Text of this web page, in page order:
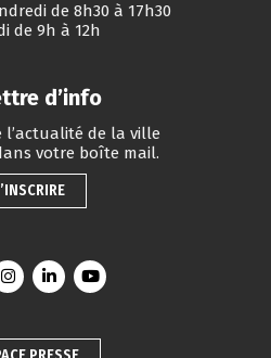
de 8h30 à 17h30
de 9h à 12h
d’info
l’actualité de la ville
votre boîte mail.
le compte Facebook
Lien vers le compte Instagram
Lien vers le compte Linkedin
Lien vers la chaîne